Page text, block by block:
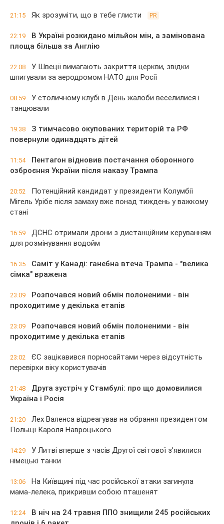
21:15 Як зрозуміти, що в тебе глисти PR
22:19
В Україні розкидано мільйон мін, а замінована
площа більша за Англію
22:08
У Швеції вимагають закриття церкви, звідки
шпигували за аеродромом НАТО для Росії
08:59
У столичному клубі в День жалоби веселилися і
танцювали
19:38
З тимчасово окупованих територій та РФ
повернули одинадцять дітей
11:54
Пентагон відновив постачання оборонного
озброєння України після наказу Трампа
20:52
Потенційний кандидат у президенти Колумбії
Мігель Урібе після замаху вже понад тиждень у важкому
стані
16:59
ДСНС отримали дрони з дистанційним керуванням
для розмінування водойм
16:35
Саміт у Канаді: ганебна втеча Трампа - "велика
сімка" вражена
23:09
Розпочався новий обмін полоненими - він
проходитиме у декілька етапів
23:09
Розпочався новий обмін полоненими - він
проходитиме у декілька етапів
23:02
ЄС зацікавився порносайтами через відсутність
перевірки віку користувачів
21:48
Друга зустріч у Стамбулі: про що домовилися
Україна і Росія
21:20
Лех Валенса відреагував на обрання президентом
Польщі Кароля Навроцького
14:29
У Литві вперше з часів Другої світової з'явилися
німецькі танки
13:06
На Київщині під час російської атаки загинула
мама-лелека, прикривши собою пташенят
12:24
В ніч на 24 травня ППО знищили 245 російських